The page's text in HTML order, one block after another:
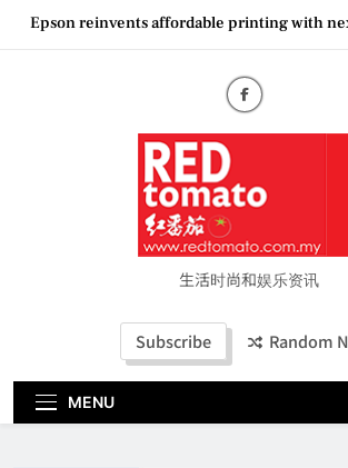
SkipEpson reinvents affordable printing with
MBEW 2026 Unites Global Stakeholders to
the Future of Business Events
Vietjet Thailand Gears Up for Kuala Lumpur–
Bangkok Service Launch on9 October
Epson reinvents affordable printing with
generation EcoTank Series
Couture Fashion Week Malaysia 2026– Press
生活时尚和娱乐资讯
Subscribe Random
MENU